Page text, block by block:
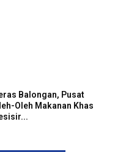
Balongan, Pusat
Oleh Makanan Khas